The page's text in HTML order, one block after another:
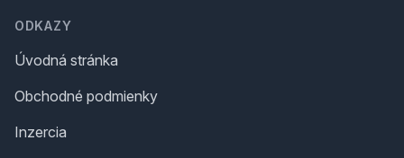
ODKAZY
Úvodná stránka
Obchodné podmienky
Inzercia